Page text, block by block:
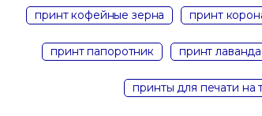
принт кофейные зерна принт
принт папоротник принт лаванда
принты для печати на